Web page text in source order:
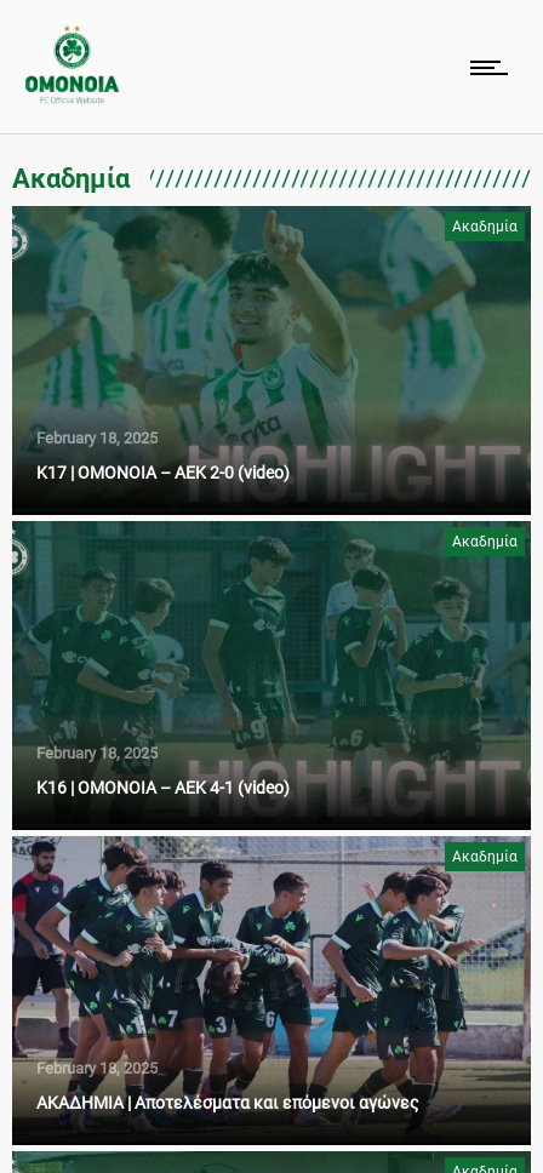
Ακαδημία
Ακαδημία
February 18, 2025
K17 | ΟΜΟΝΟΙΑ – ΑΕΚ 2-0 (video)
Ακαδημία
February 18, 2025
K16 | ΟΜΟΝΟΙΑ – ΑΕΚ 4-1 (video)
Ακαδημία
February 18, 2025
AKAΔΗΜΙΑ | Αποτελέσματα και επόμενοι αγώνες